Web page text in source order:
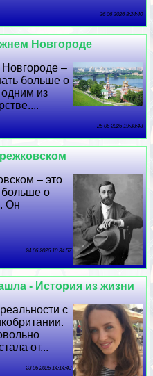
26 06 2026 8:24:40
Новгороде
–
больше о
одним из
25 06 2026 19:33:43
– это
больше о
Он
24 06 2026 10:34:57
- История из жизни
с
от...
23 06 2026 14:14:43